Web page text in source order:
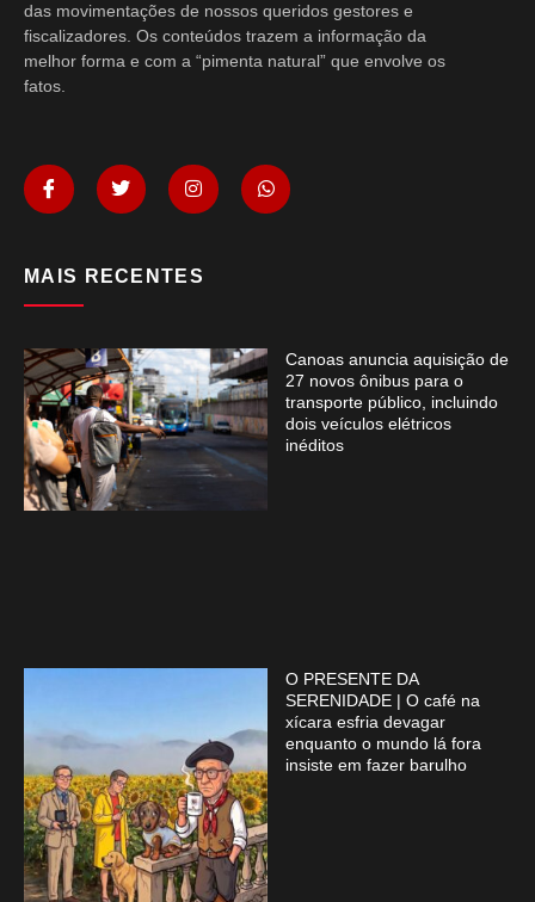
das movimentações de nossos queridos gestores e
fiscalizadores. Os conteúdos trazem a informação da
melhor forma e com a “pimenta natural” que envolve os
fatos.
MAIS RECENTES
Canoas anuncia aquisição de
27 novos ônibus para o
transporte público, incluindo
dois veículos elétricos
inéditos
O PRESENTE DA
SERENIDADE | O café na
xícara esfria devagar
enquanto o mundo lá fora
insiste em fazer barulho